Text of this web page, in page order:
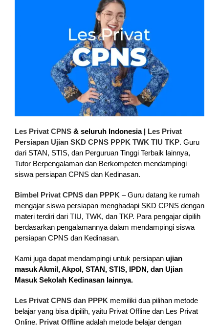
Les Privat CPNS & seluruh Indonesia | Les Privat
Persiapan Ujian SKD CPNS PPPK TWK TIU TKP. Guru
dari STAN, STIS, dan Perguruan Tinggi Terbaik lainnya,
Tutor Berpengalaman dan Berkompeten mendampingi
siswa persiapan CPNS dan Kedinasan.
Bimbel Privat CPNS dan PPPK – Guru datang ke rumah
mengajar siswa persiapan menghadapi SKD CPNS dengan
materi terdiri dari TIU, TWK, dan TKP. Para pengajar dipilih
berdasarkan pengalamannya dalam mendampingi siswa
persiapan CPNS dan Kedinasan.
Kami juga dapat mendampingi untuk persiapanujian
masuk Akmil, Akpol, STAN, STIS, IPDN, dan Ujian
Masuk Sekolah Kedinasan lainnya.
Les Privat CPNS dan PPPK memiliki dua pilihan metode
belajar yang bisa dipilih, yaitu Privat Offline dan Les Privat
Online. Privat Offline adalah metode belajar dengan